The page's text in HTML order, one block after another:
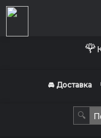
🌹
🚘 Доставка
🔍